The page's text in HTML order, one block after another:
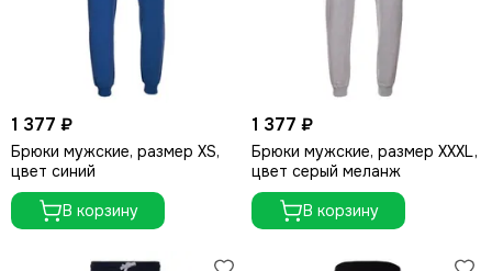
1 377 ₽
Брюки мужские, размер XS,
цвет синий
В корзину
1 377 ₽
Брюки мужские, размер XXXL,
цвет серый меланж
В корзину